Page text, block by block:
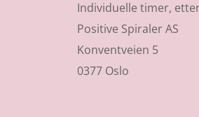
Individuelle timer,
Positive Spiraler AS
Konventveien 5
0377 Oslo